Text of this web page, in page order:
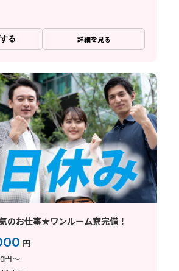
る 詳細を見る
のお仕事★ワンルーム寮完備！
円
円～